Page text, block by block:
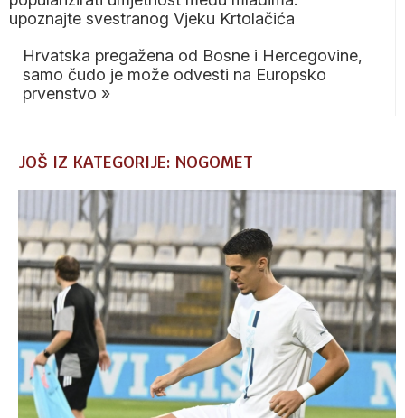
upoznajte svestranog Vjeku Krtolačića
Hrvatska pregažena od Bosne i Hercegovine,
samo čudo je može odvesti na Europsko
prvenstvo »
JOŠ IZ KATEGORIJE: NOGOMET